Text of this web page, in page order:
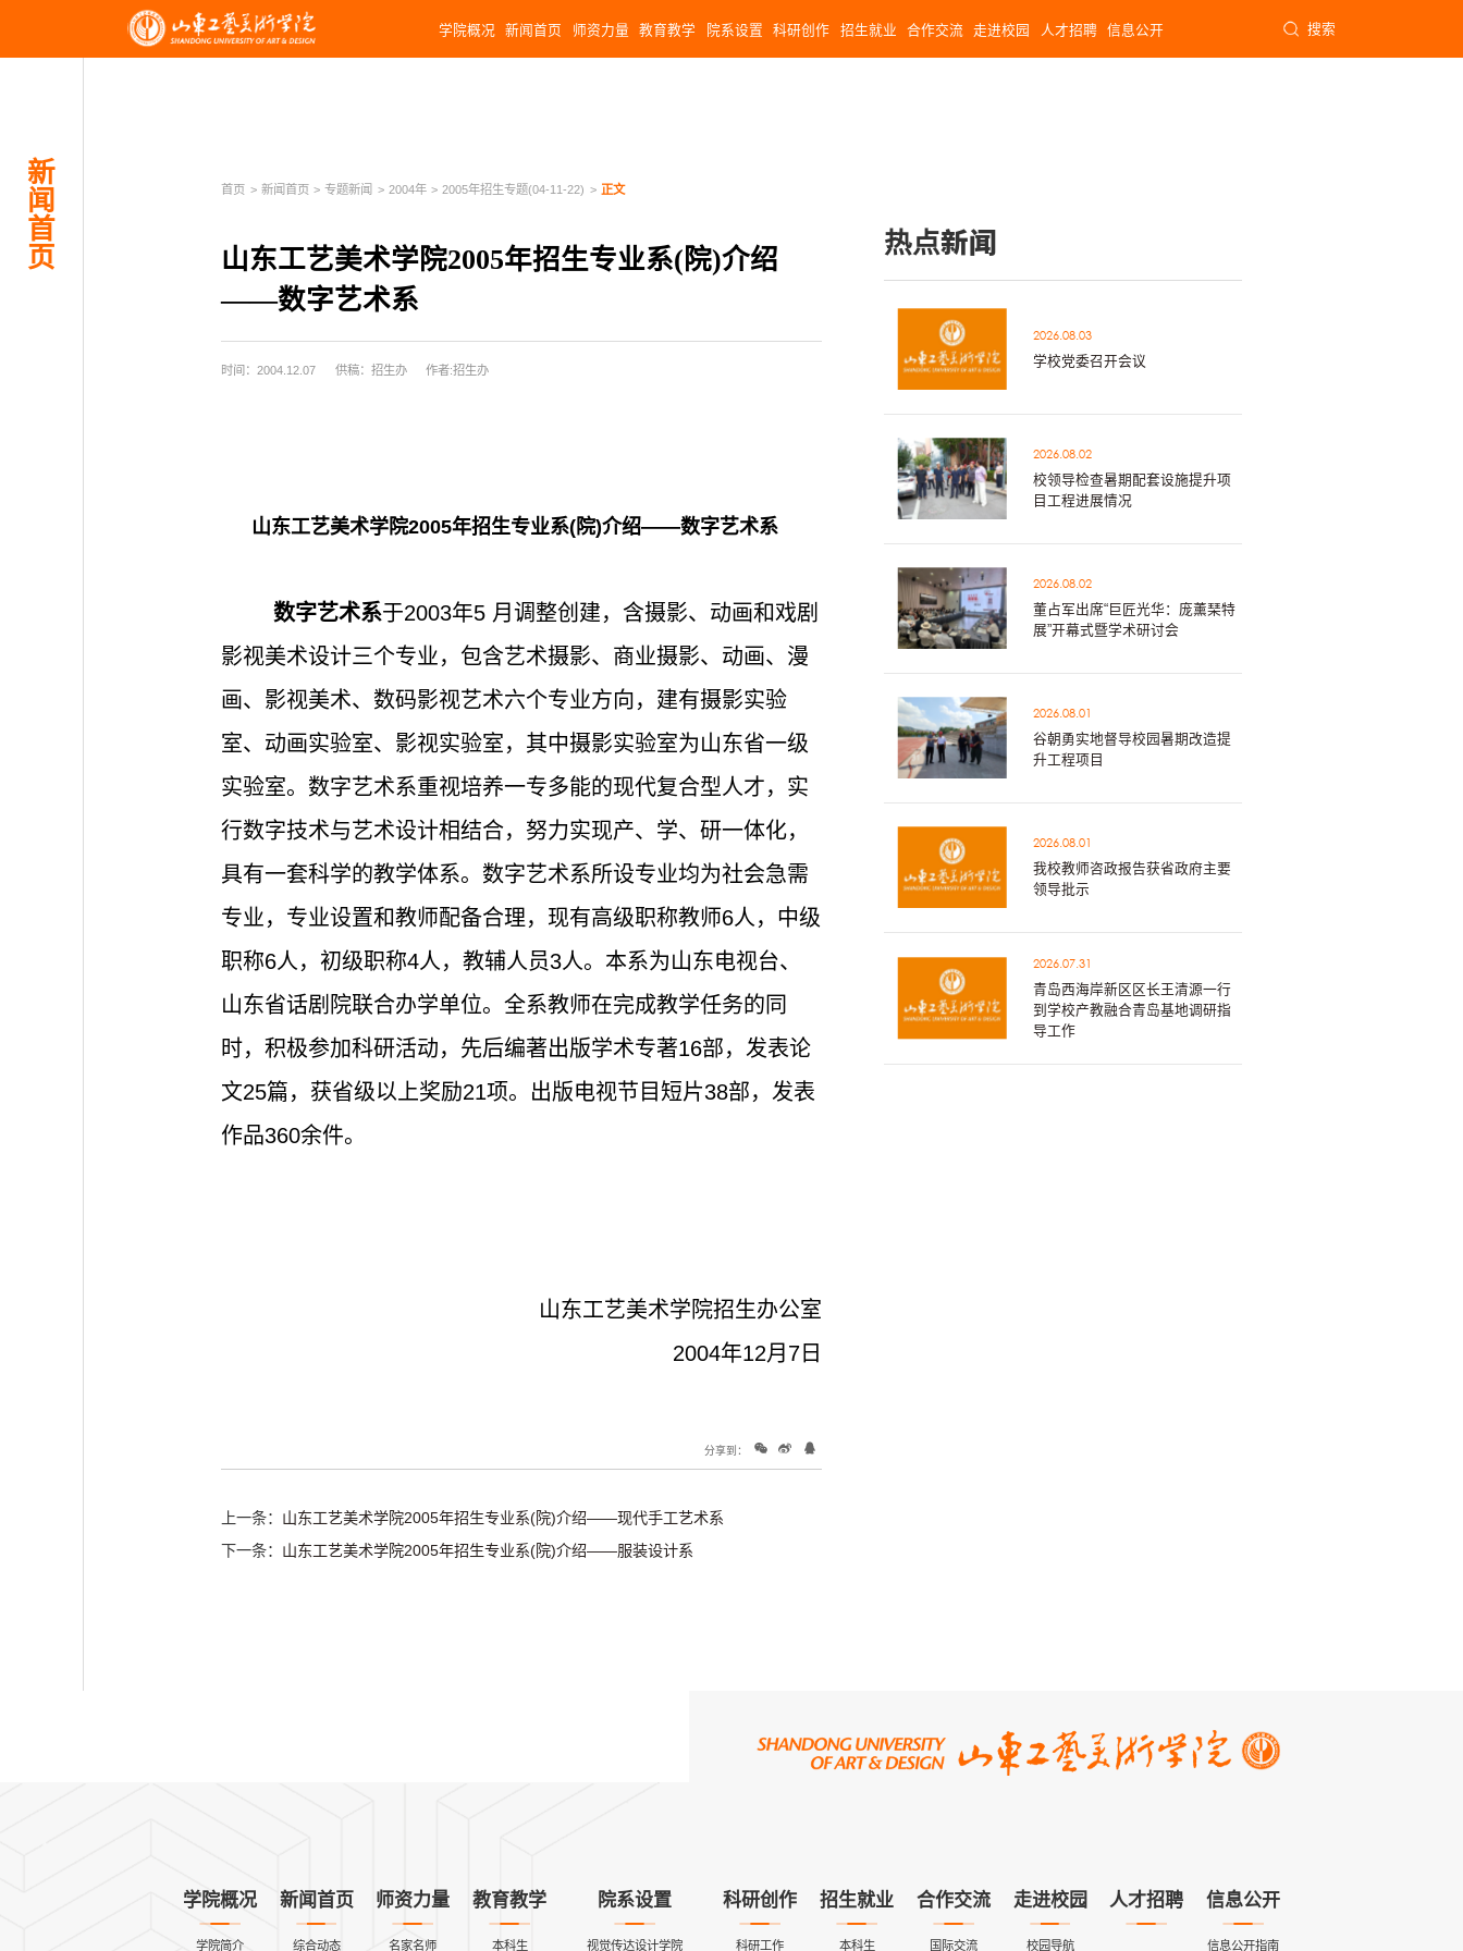
学院概况 新闻首页 师资力量 教育教学 院系设置 科研创作 招生就业 合作交流 走进校园 人才招聘 信息公开 搜索
新
闻
首
页
首页 > 新闻首页 > 专题新闻 > 2004年 > 2005年招生专题(04-11-22) > 正文
山东工艺美术学院2005年招生专业系(院)介绍
——数字艺术系
时间：2004.12.07 供稿：招生办 作者:招生办
山东工艺美术学院2005年招生专业系(院)介绍——数字艺术系
数字艺术系于2003年5 月调整创建，含摄影、动画和戏剧
影视美术设计三个专业，包含艺术摄影、商业摄影、动画、漫
画、影视美术、数码影视艺术六个专业方向，建有摄影实验
室、动画实验室、影视实验室，其中摄影实验室为山东省一级
实验室。数字艺术系重视培养一专多能的现代复合型人才，实
行数字技术与艺术设计相结合，努力实现产、学、研一体化，
具有一套科学的教学体系。数字艺术系所设专业均为社会急需
专业，专业设置和教师配备合理，现有高级职称教师6人，中级
职称6人，初级职称4人，教辅人员3人。本系为山东电视台、
山东省话剧院联合办学单位。全系教师在完成教学任务的同
时，积极参加科研活动，先后编著出版学术专著16部，发表论
文25篇，获省级以上奖励21项。出版电视节目短片38部，发表
作品360余件。
山东工艺美术学院招生办公室
2004年12月7日
分享到：
上一条： 山东工艺美术学院2005年招生专业系(院)介绍——现代手工艺术系
下一条： 山东工艺美术学院2005年招生专业系(院)介绍——服装设计系
热点新闻
2026.08.03
学校党委召开会议
2026.08.02
校领导检查暑期配套设施提升项
目工程进展情况
2026.08.02
董占军出席“巨匠光华：庞薰琹特
展”开幕式暨学术研讨会
2026.08.01
谷朝勇实地督导校园暑期改造提
升工程项目
2026.08.01
我校教师咨政报告获省政府主要
领导批示
2026.07.31
青岛西海岸新区区长王清源一行
到学校产教融合青岛基地调研指
导工作
学院概况
学院简介
新闻首页
综合动态
师资力量
名家名师
教育教学
本科生
院系设置
视觉传达设计学院
科研创作
科研工作
招生就业
本科生
合作交流
国际交流
走进校园
校园导航
人才招聘 信息公开
信息公开指南